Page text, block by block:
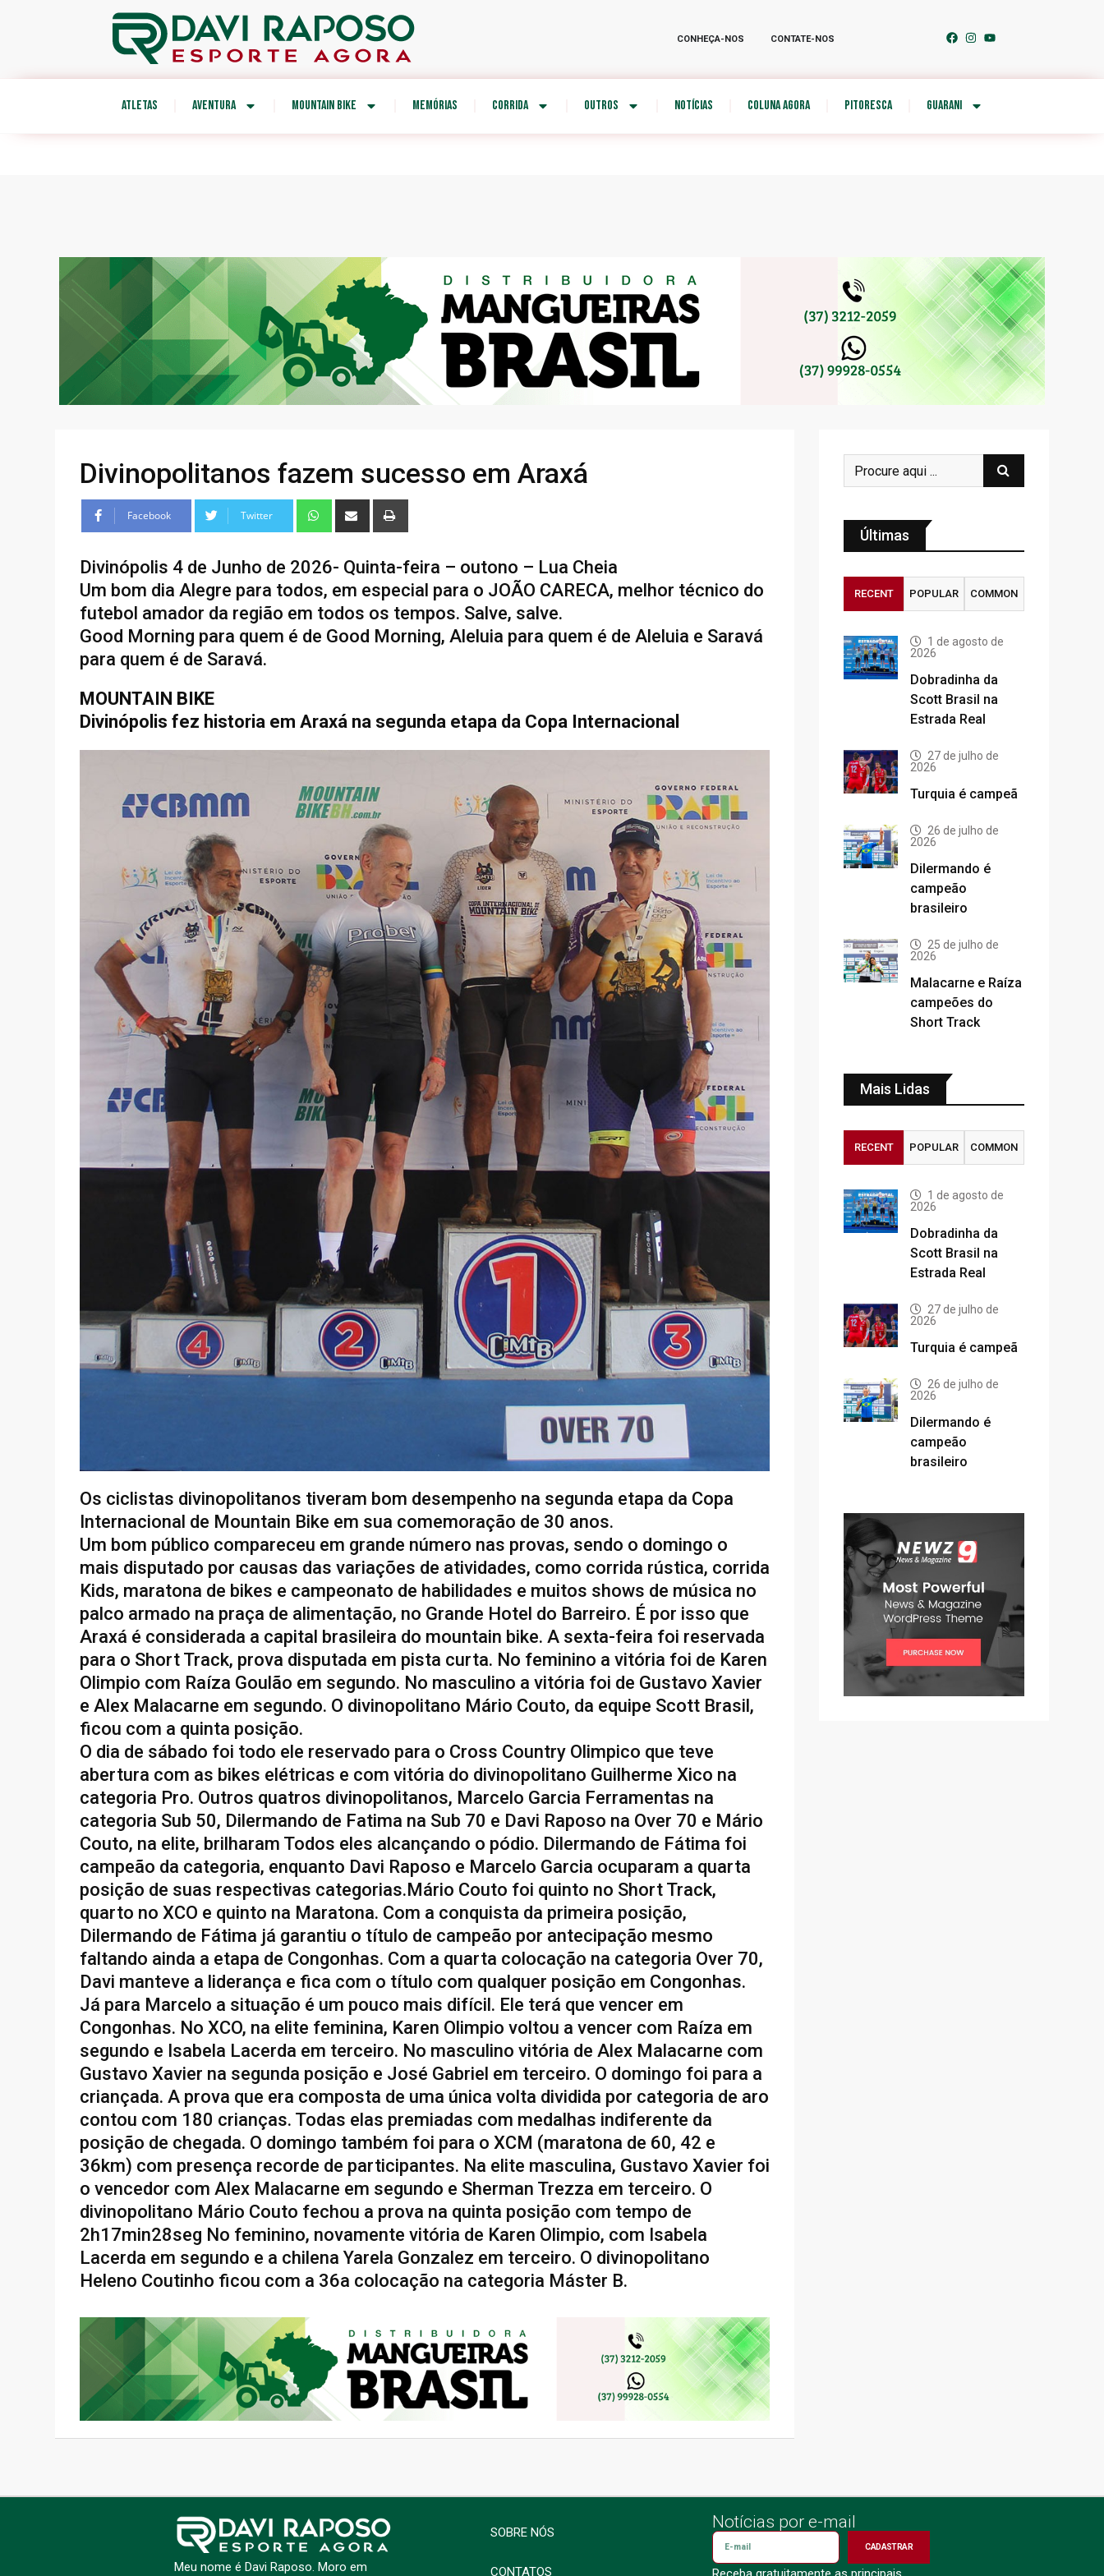
CONHEÇA-NOS CONTATE-NOS
ATLETAS AVENTURA MOUNTAIN BIKE MEMÓRIAS CORRIDA OUTROS NOTÍCIAS COLUNA AGORA PITORESCA GUARANI
Divinopolitanos fazem sucesso em Araxá
Facebook Twitter
Divinópolis 4 de Junho de 2026- Quinta-feira – outono – Lua Cheia
Um bom dia Alegre para todos, em especial para o JOÃO CARECA, melhor técnico do
futebol amador da região em todos os tempos. Salve, salve.
Good Morning para quem é de Good Morning, Aleluia para quem é de Aleluia e Saravá
para quem é de Saravá.
MOUNTAIN BIKE
Divinópolis fez historia em Araxá na segunda etapa da Copa Internacional
Os ciclistas divinopolitanos tiveram bom desempenho na segunda etapa da Copa
Internacional de Mountain Bike em sua comemoração de 30 anos.
Um bom público compareceu em grande número nas provas, sendo o domingo o
mais disputado por causas das variações de atividades, como corrida rústica, corrida
Kids, maratona de bikes e campeonato de habilidades e muitos shows de música no
palco armado na praça de alimentação, no Grande Hotel do Barreiro. É por isso que
Araxá é considerada a capital brasileira do mountain bike. A sexta-feira foi reservada
para o Short Track, prova disputada em pista curta. No feminino a vitória foi de Karen
Olimpio com Raíza Goulão em segundo. No masculino a vitória foi de Gustavo Xavier
e Alex Malacarne em segundo. O divinopolitano Mário Couto, da equipe Scott Brasil,
ficou com a quinta posição.
O dia de sábado foi todo ele reservado para o Cross Country Olimpico que teve
abertura com as bikes elétricas e com vitória do divinopolitano Guilherme Xico na
categoria Pro. Outros quatros divinopolitanos, Marcelo Garcia Ferramentas na
categoria Sub 50, Dilermando de Fatima na Sub 70 e Davi Raposo na Over 70 e Mário
Couto, na elite, brilharam Todos eles alcançando o pódio. Dilermando de Fátima foi
campeão da categoria, enquanto Davi Raposo e Marcelo Garcia ocuparam a quarta
posição de suas respectivas categorias.Mário Couto foi quinto no Short Track,
quarto no XCO e quinto na Maratona. Com a conquista da primeira posição,
Dilermando de Fátima já garantiu o título de campeão por antecipação mesmo
faltando ainda a etapa de Congonhas. Com a quarta colocação na categoria Over 70,
Davi manteve a liderança e fica com o título com qualquer posição em Congonhas.
Já para Marcelo a situação é um pouco mais difícil. Ele terá que vencer em
Congonhas. No XCO, na elite feminina, Karen Olimpio voltou a vencer com Raíza em
segundo e Isabela Lacerda em terceiro. No masculino vitória de Alex Malacarne com
Gustavo Xavier na segunda posição e José Gabriel em terceiro. O domingo foi para a
criançada. A prova que era composta de uma única volta dividida por categoria de aro
contou com 180 crianças. Todas elas premiadas com medalhas indiferente da
posição de chegada. O domingo também foi para o XCM (maratona de 60, 42 e
36km) com presença recorde de participantes. Na elite masculina, Gustavo Xavier foi
o vencedor com Alex Malacarne em segundo e Sherman Trezza em terceiro. O
divinopolitano Mário Couto fechou a prova na quinta posição com tempo de
2h17min28seg No feminino, novamente vitória de Karen Olimpio, com Isabela
Lacerda em segundo e a chilena Yarela Gonzalez em terceiro. O divinopolitano
Heleno Coutinho ficou com a 36a colocação na categoria Máster B.
Últimas
RECENT POPULAR COMMON
1 de agosto de
2026
Dobradinha da
Scott Brasil na
Estrada Real
27 de julho de
2026
Turquia é campeã
26 de julho de
2026
Dilermando é
campeão
brasileiro
25 de julho de
2026
Malacarne e Raíza
campeões do
Short Track
Mais Lidas
RECENT POPULAR COMMON
1 de agosto de
2026
Dobradinha da
Scott Brasil na
Estrada Real
27 de julho de
2026
Turquia é campeã
26 de julho de
2026
Dilermando é
campeão
brasileiro
Meu nome é Davi Raposo. Moro em
SOBRE NÓS
CONTATOS
Notícias por e-mail
CADASTRAR